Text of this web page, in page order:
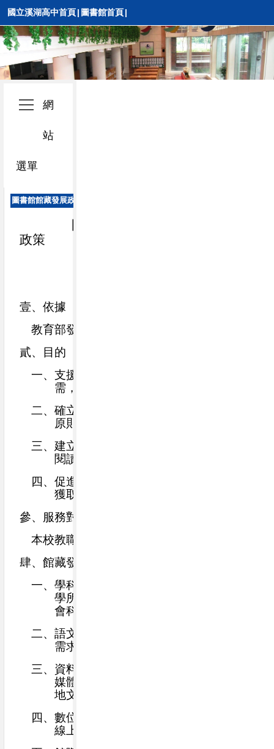
國立溪湖高中首頁| 圖書館首頁|
網
站
選單
圖書館館藏發展政策
政策
壹、依據
教育部發布之「圖書館設立及營運標準」。
貳、目的
一、 支援本校教學、研究與學生自主學習所
需，發展具特色之多元館藏。
二、 確立館藏資料選擇、
原則與流程。
三、 建立教學資源中心角色，推動數位學習及
閱讀推廣。
四、 促進館際合作與資源共享，擴大師生資訊
獲取範圍。
參、服務對象
本校教職員工
肆、館藏發展原則
一、 學科範圍：以配合學校教學課程、輔助教
學所需為原則，涵蓋語文、自然科學、社
會科學、史地、藝術及應用科學等。
二、 語文範圍：中文為主，英文為輔；視課程
需求補充其他語種。
三、 資料類型：包含圖書、期刊、報紙、視聽
媒體、電子書、資料庫、本校出版品及在
地文史資料。
四、 數位資源：積極擴充電子書、數位典藏與
線上資料庫，支援遠距與行動學習。